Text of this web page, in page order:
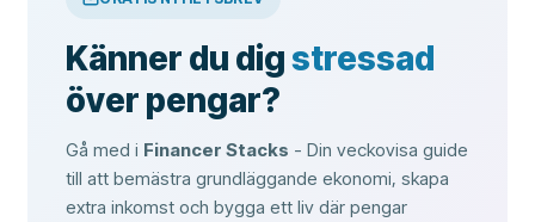
Känner du digstressad
över pengar?
Gå med i Financer Stacks - Din veckovisa guide
till att bemästra grundläggande ekonomi, skapa
extra inkomst och bygga ett liv där pengar